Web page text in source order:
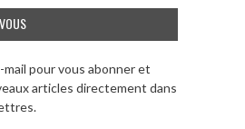
pour vous abonner et
articles directement dans